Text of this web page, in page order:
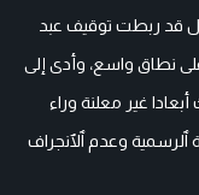
قد ربطت توقيف عبد
نطاق واسع، وأدى إلى
غير معلنة وراء
ٱلرسمية وعدم ٱلٱنجراف